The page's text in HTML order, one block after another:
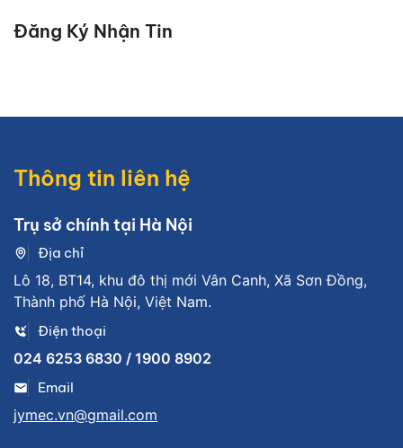
Đăng Ký Nhận Tin
Thông tin liên hệ
Trụ sở chính tại Hà Nội
Địa chỉ
Lô 18, BT14, khu đô thị mới Vân Canh, Xã Sơn Đồng,
Thành phố Hà Nội, Việt Nam.
Điện thoại
024 6253 6830 / 1900 8902
Email
jymec.vn@gmail.com